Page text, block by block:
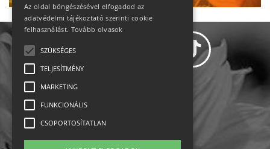
Állásajánlatok
Az oldal böngészésével elfogadod az
adatvédelmi tájékoztató szerinti cookie
felhasználást. Tovább olvasok
SZÜKSÉGES
TELJESÍTMÉNY
MARKETING
FUNKCIONÁLIS
CSOPORTOSÍTATLAN